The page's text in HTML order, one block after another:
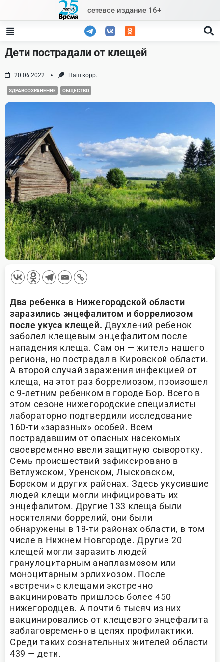
content
сетевое издание 16+
Дети пострадали от клещей
20.06.2022 Наш корр.
ЗДРАВООХРАНЕНИЕ ОБЩЕСТВО
Два ребенка в Нижегородской области
заразились энцефалитом и боррелиозом
после укуса клещей. Двухлений ребенок
заболел клещевым энцефалитом после
нападения клеща. Сам он — житель нашего
региона, но пострадал в Кировской области.
А второй случай заражения инфекцией от
клеща, на этот раз боррелиозом, произошел
с 9-летним ребенком в городе Бор. Всего в
этом сезоне нижегородские специалисты
лабораторно подтвердили исследование
160-ти «заразных» особей. Всем
пострадавшим от опасных насекомых
своевременно ввели защитную сыворотку.
Семь происшествий зафиксировано в
Ветлужском, Уренском, Лысковском,
Борском и других районах. Здесь укусившие
людей клещи могли инфицировать их
энцефалитом. Другие 133 клеща были
носителями боррелий, они были
обнаружены в 18-ти районах области, в том
числе в Нижнем Новгороде. Другие 20
клещей могли заразить людей
гранулоцитарным анаплазмозом или
моноцитарным эрлихиозом. После
«встречи» с клещами экстренно
вакцинировать пришлось более 450
нижегородцев. А почти 6 тысяч из них
вакцинировались от клещевого энцефалита
заблаговременно в целях профилактики.
Среди таких сознательных жителей области
439 — дети.